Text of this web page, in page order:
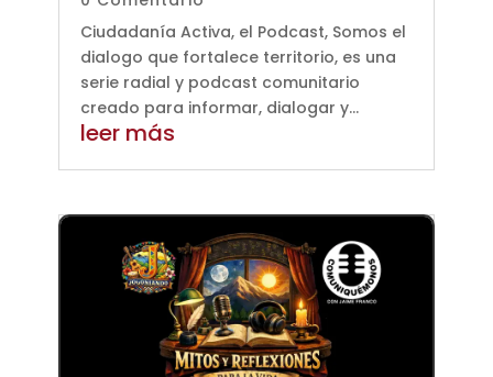
Ciudadanía Activa, el Podcast, Somos el
dialogo que fortalece territorio, es una
serie radial y podcast comunitario
creado para informar, dialogar y...
leer más